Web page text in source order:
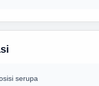
serupa